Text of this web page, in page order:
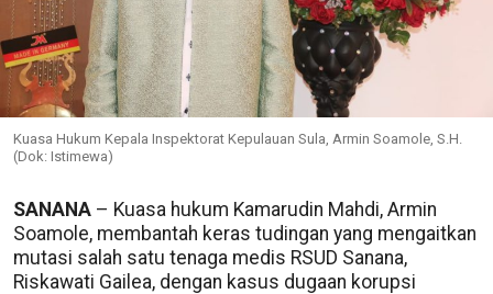
Kuasa Hukum Kepala Inspektorat Kepulauan Sula, Armin Soamole, S.H.
(Dok: Istimewa)
SANANA – Kuasa hukum Kamarudin Mahdi, Armin
Soamole, membantah keras tudingan yang mengaitkan
mutasi salah satu tenaga medis RSUD Sanana,
Riskawati Gailea, dengan kasus dugaan korupsi